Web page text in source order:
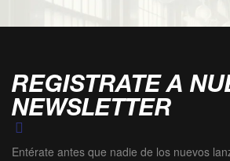
REGISTRATE A
NEWSLETTER
Entérate antes que nadie de los nuevos